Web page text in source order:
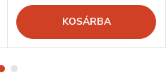
KOSÁRBA